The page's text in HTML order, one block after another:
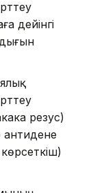
дейінгі
резус)
антидене